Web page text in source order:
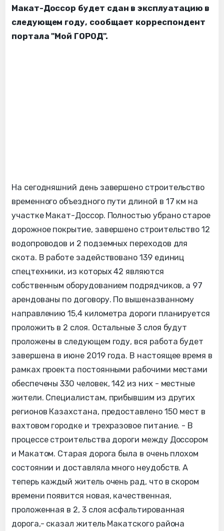
Макат-Доссор будет сдан в эксплуатацию в
следующем году, сообщает корреспондент
портала "Мой ГОРОД".
На сегодняшний день завершено строительство
временного объездного пути длиной в 17 км на
участке Макат-Доссор. Полностью убрано старое
дорожное покрытие, завершено строительство 12
водопроводов и 2 подземных переходов для
скота. В работе задействовано 139 единиц
спецтехники, из которых 42 являются
собственным оборудованием подрядчиков, а 97
арендованы по договору. По вышеназванному
направлению 15,4 километра дороги планируется
проложить в 2 слоя. Остальные 3 слоя будут
проложены в следующем году, вся работа будет
завершена в июне 2019 года. В настоящее время в
рамках проекта постоянными рабочими местами
обеспечены 330 человек, 142 из них - местные
жители. Специалистам, прибывшим из других
регионов Казахстана, предоставлено 150 мест в
вахтовом городке и трехразовое питание. - В
процессе строительства дороги между Доссором
и Макатом. Старая дорога была в очень плохом
состоянии и доставляла много неудобств. А
теперь каждый житель очень рад, что в скором
времени появится новая, качественная,
проложенная в 2, 3 слоя асфальтированная
дорога,- сказал житель Макатского района